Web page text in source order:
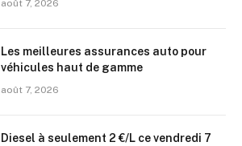
août 7, 2026
Les meilleures assurances auto pour
véhicules haut de gamme
août 7, 2026
Diesel à seulement 2 €/L ce vendredi 7